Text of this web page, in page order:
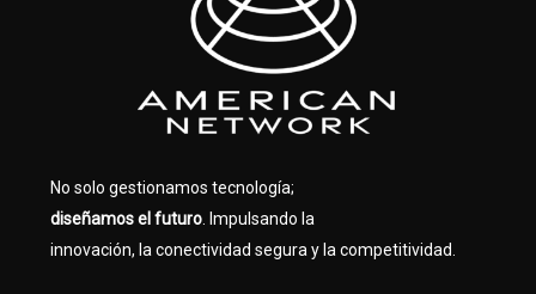
No solo gestionamos tecnología;
diseñamos el futuro . Impulsando la
innovación, la conectividad segura y la competitividad.